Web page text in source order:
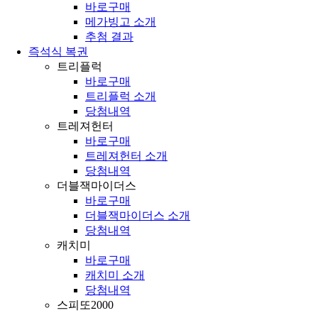
바로구매
메가빙고 소개
추첨 결과
즉석식 복권
트리플럭
바로구매
트리플럭 소개
당첨내역
트레져헌터
바로구매
트레져헌터 소개
당첨내역
더블잭마이더스
바로구매
더블잭마이더스 소개
당첨내역
캐치미
바로구매
캐치미 소개
당첨내역
스피또2000